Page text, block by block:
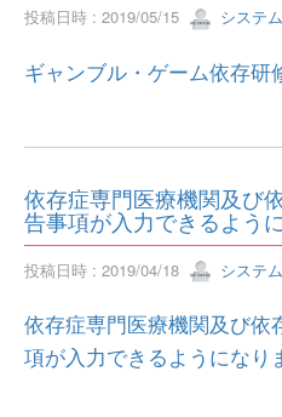
投稿日時 : 2019/05/15 システ
ギャンブル・ゲーム依存研
依存症専門医療機関及び
告事項が入力できるよう
投稿日時 : 2019/04/18 システ
依存症専門医療機関及び依
項が入力できるようになり